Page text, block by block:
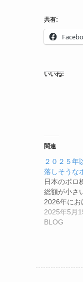
共有:
いいね:
関連
２０２５年
落しそうな
日本のボロ
総額が小さ
2026年にお
2025年5月
BLOG